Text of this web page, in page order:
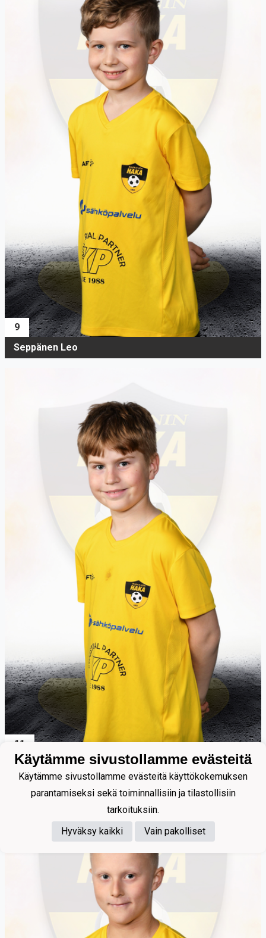
9
Seppänen Leo
11
Pasanen Elias
Käytämme sivustollamme evästeitä
Käytämme sivustollamme evästeitä käyttökokemuksen
parantamiseksi sekä toiminnallisiin ja tilastollisiin
tarkoituksiin.
Hyväksy kaikki
Vain pakolliset